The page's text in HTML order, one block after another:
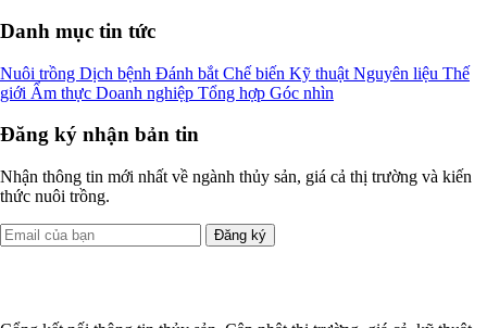
Danh mục tin tức
Nuôi trồng Dịch bệnh Đánh bắt Chế biến Kỹ thuật Nguyên liệu Thế
giới Ẩm thực Doanh nghiệp Tổng hợp Góc nhìn
Đăng ký nhận bản tin
Nhận thông tin mới nhất về ngành thủy sản, giá cả thị trường và kiến
thức nuôi trồng.
Đăng ký